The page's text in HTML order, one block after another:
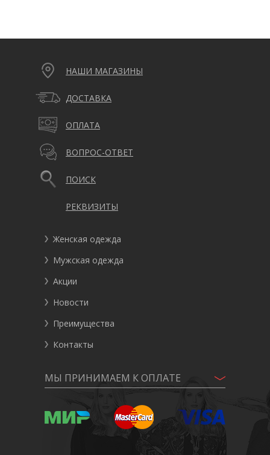
НАШИ МАГАЗИНЫ
ДОСТАВКА
ОПЛАТА
ВОПРОС-ОТВЕТ
ПОИСК
РЕКВИЗИТЫ
Женская одежда
Мужская одежда
Акции
Новости
Преимущества
Контакты
МЫ ПРИНИМАЕМ К ОПЛАТЕ